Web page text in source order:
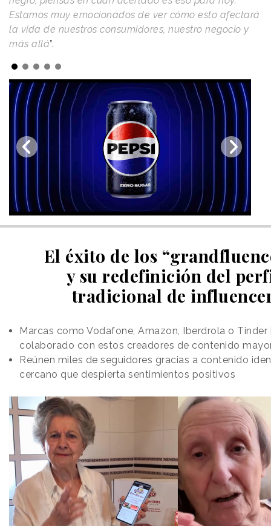
Estamos muy emocionados de ver cómo esto afectará
la vida de nuestros consumidores, nuestro negocio y
más allá”.
El éxito de los
y su redefinición del
tradicional de
Marcas como Vodafone, Amazon, Iberdrola o Tinder
colaborado con estos creadores de contenido
Reúnen miles de seguidores gracias a contenido
cercano que despierta sentimientos positivos